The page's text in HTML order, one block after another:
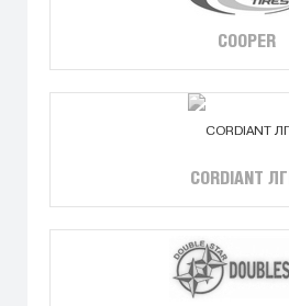
COOPER
CORDIANT